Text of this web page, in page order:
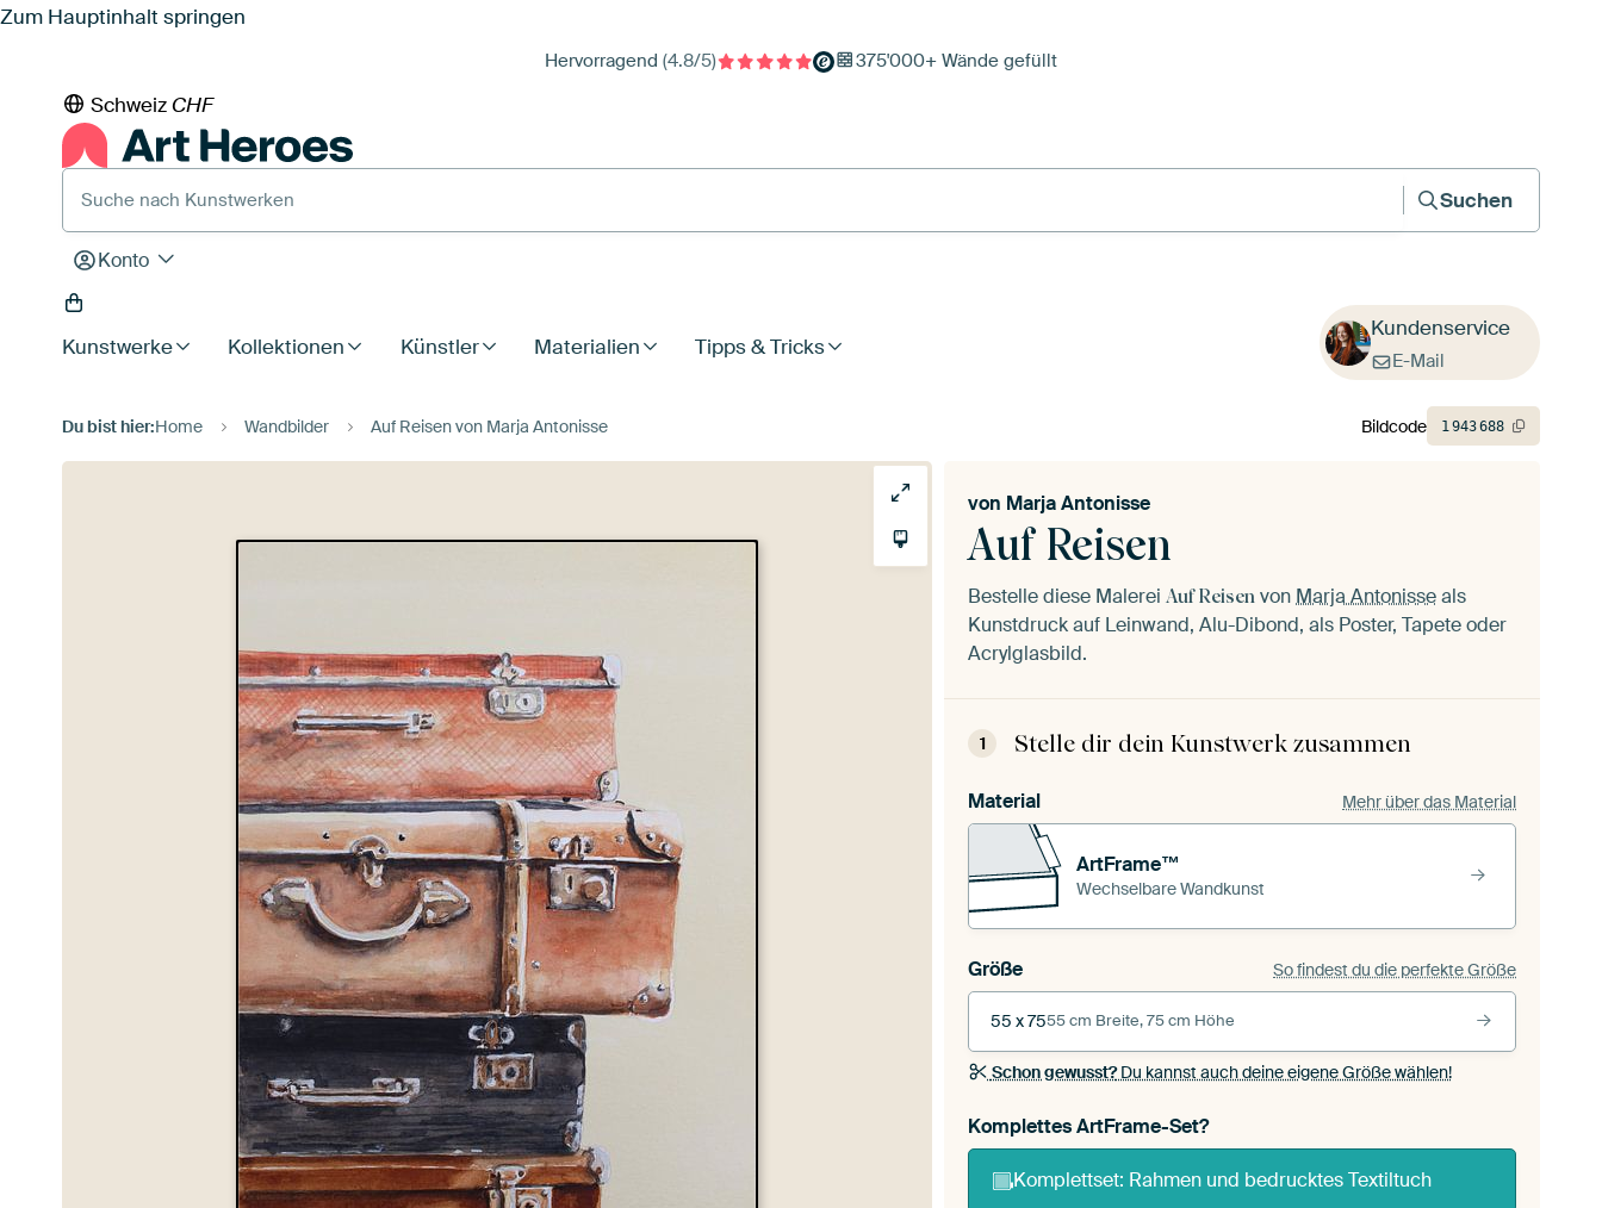
Zum Hauptinhalt springen
Hervorragend(4.8/5) 375'000+ Wände gefüllt
SchweizCHF
Suchen
Konto
Kunstwerke Kollektionen Künstler Materialien Tipps & Tricks
Kundenservice
E-Mail
Du bist hier:Home Wandbilder Auf Reisen von Marja Antonisse
Auf Reisen
von Marja Antonisse
Bestelle diese Malerei Auf Reisen von Marja Antonisseals
Kunstdruck auf Leinwand, Alu-Dibond, als Poster, Tapete oder
Acrylglasbild.
1 Stelle dir dein Kunstwerk zusammen
Material Mehr über das Material
ArtFrame™
Wechselbare Wandkunst
Größe So findest du die perfekte Größe
55 x 7555 cm Breite, 75 cm Höhe
Schon gewusst?Du kannst auch deine eigene Größe wählen!
Komplettes ArtFrame-Set?
Komplettset: Rahmen und bedrucktes Textiltuch
Bildcode 1943688